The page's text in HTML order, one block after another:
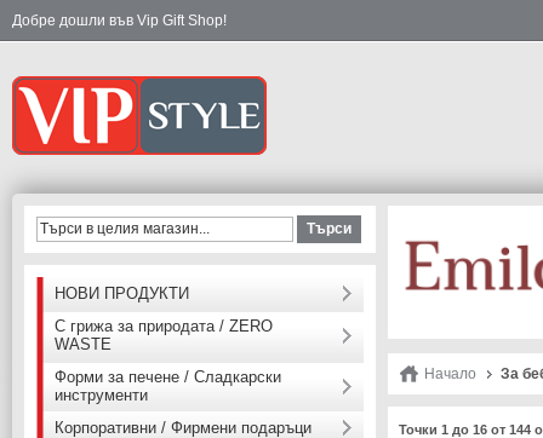
Добре дошли във Vip Gift Shop!
Начало За
Точки 1 до 16 от 144
Търси
НОВИ ПРОДУКТИ
С грижа за природата / ZERO
WASTE
Форми за печене / Сладкарски
инструменти
Корпоративни / Фирмени подаръци